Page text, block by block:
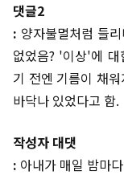
댓글2
: 양자불멸처럼 들
없었음? '이상'에
기 전엔 기름이 채
바닥나 있었다고 함.
작성자 대댓
: 아내가 매일 밤마